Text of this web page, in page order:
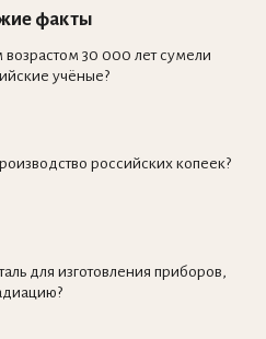
факты
возрастом 30 000 лет сумели
учёные?
российских копеек?
для изготовления приборов,